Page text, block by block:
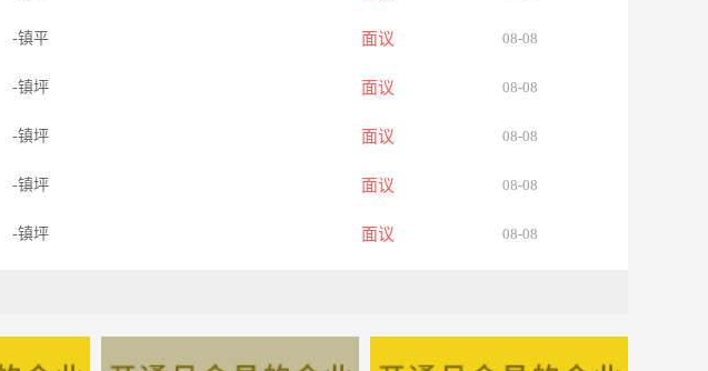
-镇平 面议 08-08
-镇坪 面议 08-08
-镇坪 面议 08-08
-镇坪 面议 08-08
-镇坪 面议 08-08